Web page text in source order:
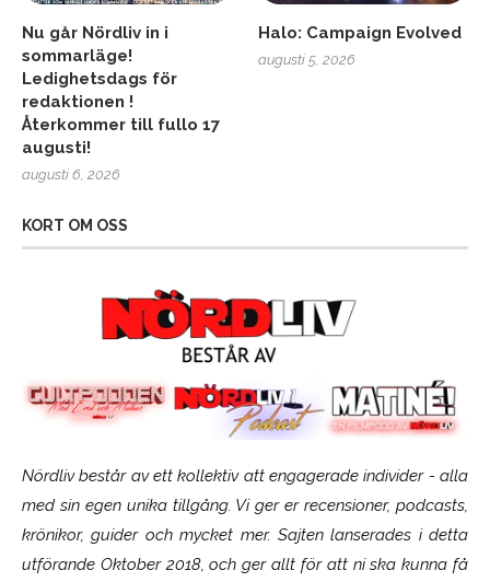
Nu går Nördliv in i
sommarläge!
Ledighetsdags för
redaktionen !
Återkommer till fullo 17
augusti!
augusti 6, 2026
Halo: Campaign Evolved
augusti 5, 2026
KORT OM OSS
Nördliv består av ett kollektiv att engagerade individer - alla
med sin egen unika tillgång. Vi ger er recensioner, podcasts,
krönikor, guider och mycket mer. Sajten lanserades i detta
utförande Oktober 2018, och ger allt för att ni ska kunna få